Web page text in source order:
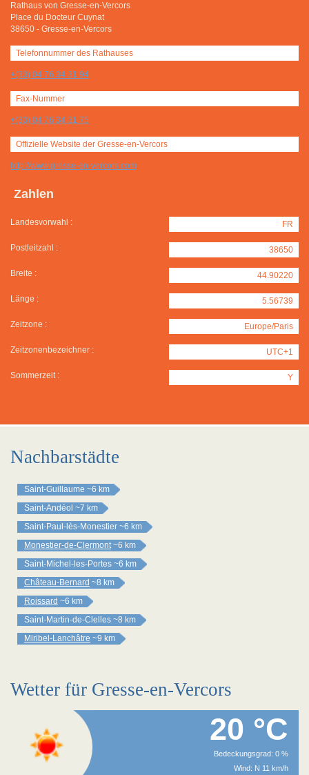
Rathaus von Gresse-en-Vercors
Place du Docteur Cuynat
38650 - Gresse-en-Vercors
Telefonnummer des Rathauses
+(33) 04 76 34 31 94
Fax-Nummer
+(33) 04 76 34 31 75
Offizielle Website der Gresse-en-Vercors
http://www.gresse-en-vercors.com
Zahlen
Landesvorwahl : FR
Postleitzahl : 38650
Breite : 44.90220
Länge : 5.56739
Zeitzone : Europe/Paris
Zeitzonenbezeichner : UTC+1
Sommerzeit : Y
Nachbarstädte
Saint-Guillaume ~6 km
Saint-Andéol ~7 km
Saint-Paul-lès-Monestier ~6 km
Monestier-de-Clermont ~6 km
Saint-Michel-les-Portes ~6 km
Château-Bernard ~8 km
Roissard ~6 km
Saint-Martin-de-Clelles ~8 km
Miribel-Lanchâtre ~9 km
Wetter für Gresse-en-Vercors
20 °C
Bedeckungsgrad: 0 %
Wind: N 11 km/h